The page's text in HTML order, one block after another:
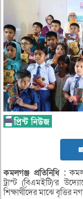
কমলগঞ্জ প্রতিনিধি :
ট্রাস্ট (বিএমইটি)’র
শিক্ষার্থীদের মাঝে বৃত্তির